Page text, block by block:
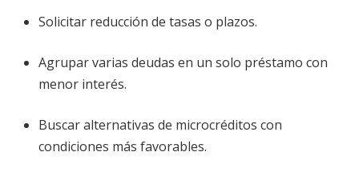
Solicitar reducción de tasas o plazos.
Agrupar varias deudas en un solo préstamo con
menor interés.
Buscar alternativas de microcréditos con
condiciones más favorables.